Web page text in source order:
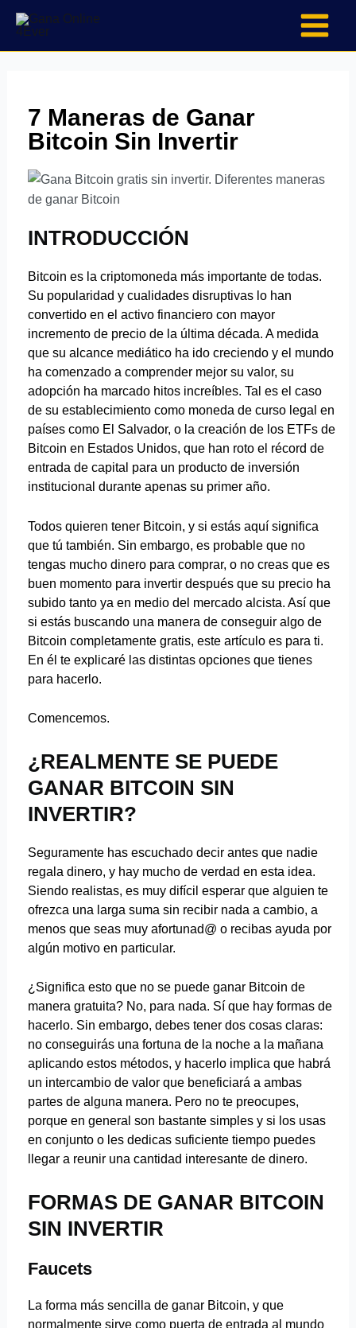
content
7 Maneras de Ganar
Bitcoin Sin Invertir
INTRODUCCIÓN
Bitcoin es la criptomoneda más importante de todas.
Su popularidad y cualidades disruptivas lo han
convertido en el activo financiero con mayor
incremento de precio de la última década. A medida
que su alcance mediático ha ido creciendo y el mundo
ha comenzado a comprender mejor su valor, su
adopción ha marcado hitos increíbles. Tal es el caso
de su establecimiento como moneda de curso legal en
países como El Salvador, o la creación de los ETFs de
Bitcoin en Estados Unidos, que han roto el récord de
entrada de capital para un producto de inversión
institucional durante apenas su primer año.
Todos quieren tener Bitcoin, y si estás aquí significa
que tú también. Sin embargo, es probable que no
tengas mucho dinero para comprar, o no creas que es
buen momento para invertir después que su precio ha
subido tanto ya en medio del mercado alcista. Así que
si estás buscando una manera de conseguir algo de
Bitcoin completamente gratis, este artículo es para ti.
En él te explicaré las distintas opciones que tienes
para hacerlo.
Comencemos.
¿REALMENTE SE PUEDE
GANAR BITCOIN SIN
INVERTIR?
Seguramente has escuchado decir antes que nadie
regala dinero, y hay mucho de verdad en esta idea.
Siendo realistas, es muy difícil esperar que alguien te
ofrezca una larga suma sin recibir nada a cambio, a
menos que seas muy afortunad@ o recibas ayuda por
algún motivo en particular.
¿Significa esto que no se puede ganar Bitcoin de
manera gratuita? No, para nada. Sí que hay formas de
hacerlo. Sin embargo, debes tener dos cosas claras:
no conseguirás una fortuna de la noche a la mañana
aplicando estos métodos, y hacerlo implica que habrá
un intercambio de valor que beneficiará a ambas
partes de alguna manera. Pero no te preocupes,
porque en general son bastante simples y si los usas
en conjunto o les dedicas suficiente tiempo puedes
llegar a reunir una cantidad interesante de dinero.
FORMAS DE GANAR BITCOIN
SIN INVERTIR
Faucets
La forma más sencilla de ganar Bitcoin, y que
normalmente sirve como puerta de entrada al mundo